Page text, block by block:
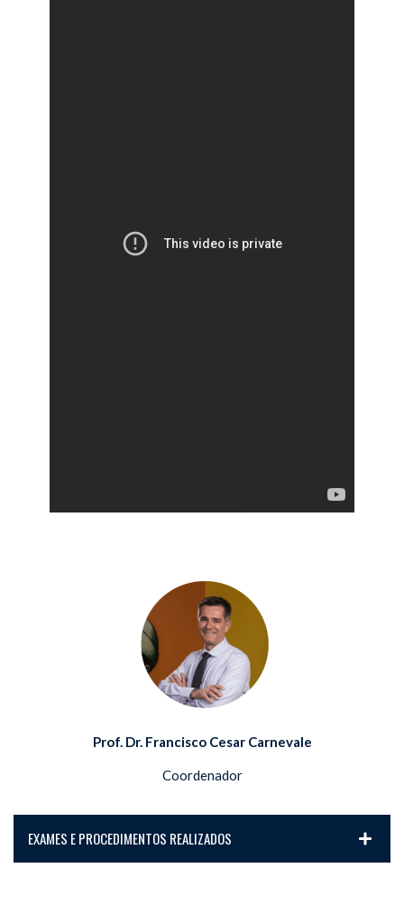
Prof. Dr. Francisco Cesar Carnevale
Coordenador
EXAMES E PROCEDIMENTOS REALIZADOS